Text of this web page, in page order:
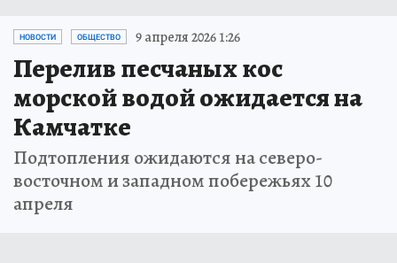
НОВОСТИ ОБЩЕСТВО 9 апреля 2026 1:26
Перелив песчаных кос
морской водой ожидается на
Камчатке
Подтопления ожидаются на северо-
восточном и западном побережьях 10
апреля